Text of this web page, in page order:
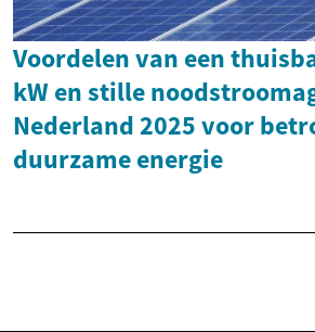
Voordelen van een
kW en stille
Nederland 2025 voor
duurzame energie